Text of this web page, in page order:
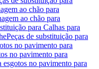
ao chão para
ao chão para
para Calhas para
Peças de substituição para
no pavimento para
no pavimento para
esgotos no pavimento para